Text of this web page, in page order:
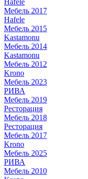
Hafele
Мебель 2017
Hafele
Мебель 2015
Kastamonu
Мебель 2014
Kastamonu
Мебель 2012
Krono
Мебель 2023
РИВА
Мебель 2019
Ресторация
Мебель 2018
Ресторация
Мебель 2017
Krono
Мебель 2025
РИВА
Мебель 2010